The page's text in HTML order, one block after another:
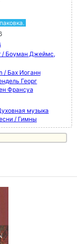
/ Боуман Джеймс,
/ Бах Иоганн
Георг
Франсуа
музыка
/ Гимны